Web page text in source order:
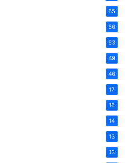
65
56
53
49
46
17
15
14
13
13